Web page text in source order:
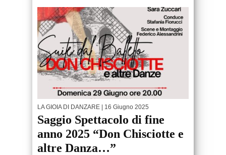
LA GIOIA DI DANZARE | 16 Giugno 2025
Saggio Spettacolo di fine
anno 2025 “Don Chisciotte e
altre Danza…”